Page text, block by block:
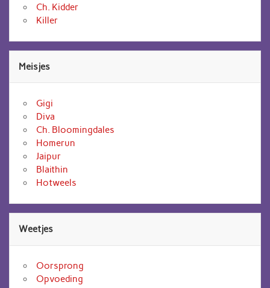
Ch. Kidder
Killer
Meisjes
Gigi
Diva
Ch. Bloomingdales
Homerun
Jaipur
Blaithin
Hotweels
Weetjes
Oorsprong
Opvoeding